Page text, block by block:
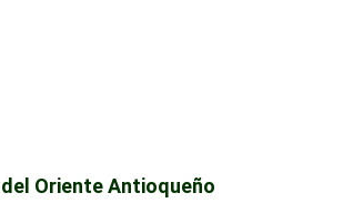
Oriente Antioqueño